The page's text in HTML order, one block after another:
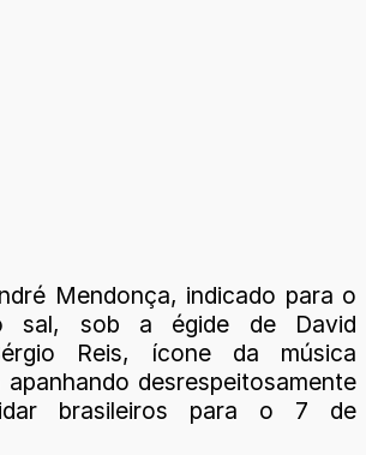
Mendonça, indicado para o
sal, sob a égide de David
Reis, ícone da música
desrespeitosamente
brasileiros para o 7 de